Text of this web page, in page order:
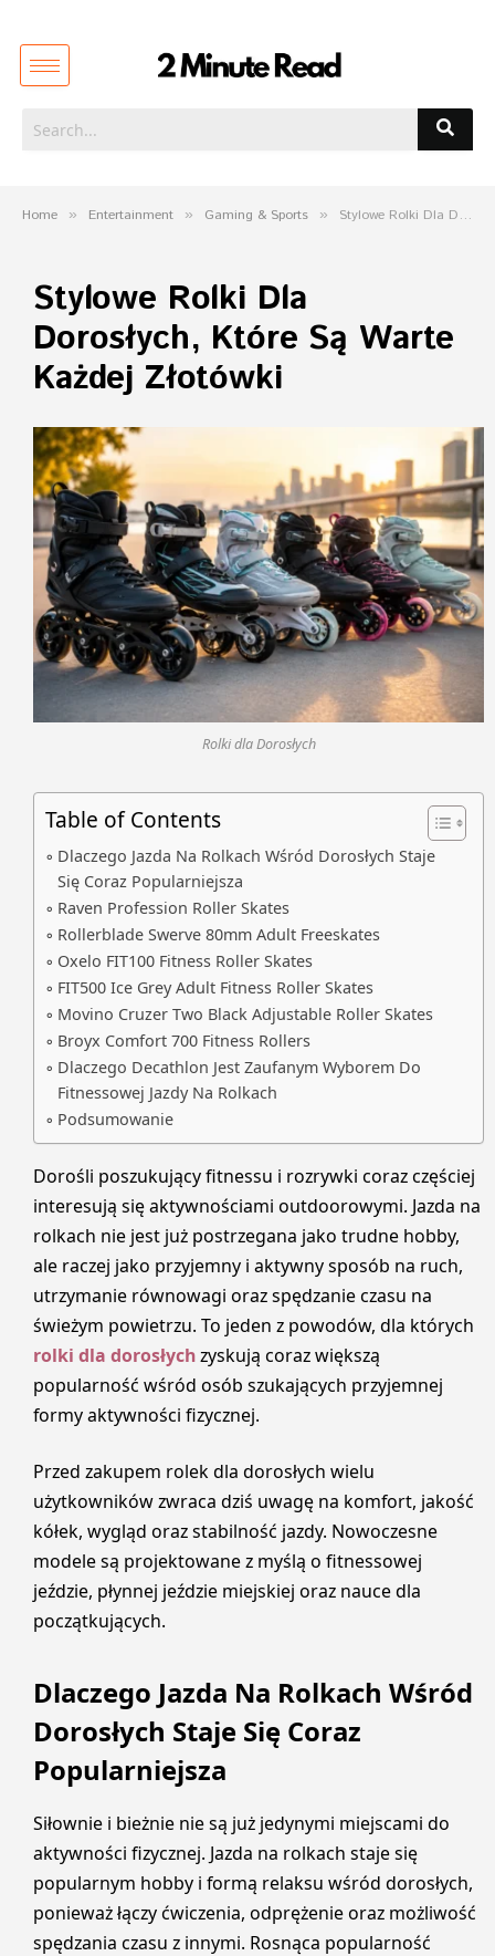
Home » Entertainment » Gaming & Sports » Stylowe Rolki Dla Dorosłych, Które Są Warte Każdej Złotówki
Stylowe Rolki Dla
Dorosłych, Które Są Warte
Każdej Złotówki
Rolki dla Dorosłych
Table of Contents
Dlaczego Jazda Na Rolkach Wśród Dorosłych Staje
Się Coraz Popularniejsza
Raven Profession Roller Skates
Rollerblade Swerve 80mm Adult Freeskates
Oxelo FIT100 Fitness Roller Skates
FIT500 Ice Grey Adult Fitness Roller Skates
Movino Cruzer Two Black Adjustable Roller Skates
Broyx Comfort 700 Fitness Rollers
Dlaczego Decathlon Jest Zaufanym Wyborem Do
Fitnessowej Jazdy Na Rolkach
Podsumowanie
Dorośli poszukujący fitnessu i rozrywki coraz częściej
interesują się aktywnościami outdoorowymi. Jazda na
rolkach nie jest już postrzegana jako trudne hobby,
ale raczej jako przyjemny i aktywny sposób na ruch,
utrzymanie równowagi oraz spędzanie czasu na
świeżym powietrzu. To jeden z powodów, dla których
rolki dla dorosłychzyskują coraz większą
popularność wśród osób szukających przyjemnej
formy aktywności fizycznej.
Przed zakupem rolek dla dorosłych wielu
użytkowników zwraca dziś uwagę na komfort, jakość
kółek, wygląd oraz stabilność jazdy. Nowoczesne
modele są projektowane z myślą o fitnessowej
jeździe, płynnej jeździe miejskiej oraz nauce dla
początkujących.
Dlaczego Jazda Na Rolkach Wśród
Dorosłych Staje Się Coraz
Popularniejsza
Siłownie i bieżnie nie są już jedynymi miejscami do
aktywności fizycznej. Jazda na rolkach staje się
popularnym hobby i formą relaksu wśród dorosłych,
ponieważ łączy ćwiczenia, odprężenie oraz możliwość
spędzania czasu z innymi. Rosnąca popularność